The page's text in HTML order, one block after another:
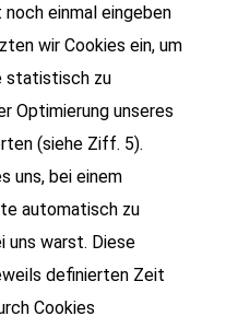
einmal eingeben
wir Cookies ein, um
statistisch zu
Optimierung unseres
(siehe Ziff. 5).
uns, bei einem
automatisch zu
uns warst. Diese
definierten Zeit
Cookies